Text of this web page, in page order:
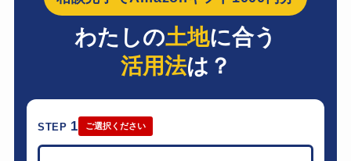
わたしの土地に合う
活用法は？
STEP 1 ご選択ください